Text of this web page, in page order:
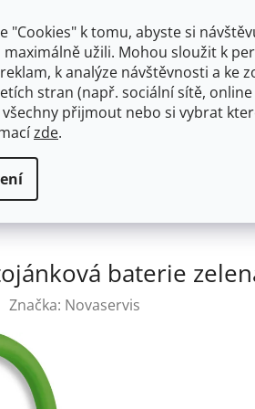
"Cookies" k tomu, abyste si
užili. Mohou sloužit k
k analýze návštěvnosti a ke
stran (např. sociální sítě, online
přijmout nebo si vybrat
zde.
SE SPRCHOU
stojánková baterie zelená-
baterie
Značka: Novaservis